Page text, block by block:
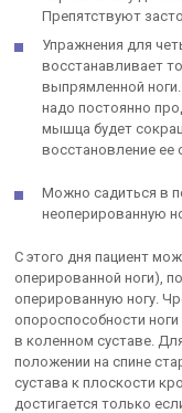
Препятствуют
Упражнения для
восстанавливает
выпрямленной ноги.
надо постоянно
мышца будет
восстановление ее
Можно садиться в
неоперированную
С этого дня пациент
оперированной ноги),
оперированную ногу.
опороспособности
в коленном суставе.
положении на спине
сустава к плоскости
достигается только